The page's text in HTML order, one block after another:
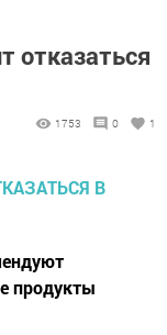
отказаться
1753 0 1
продукты